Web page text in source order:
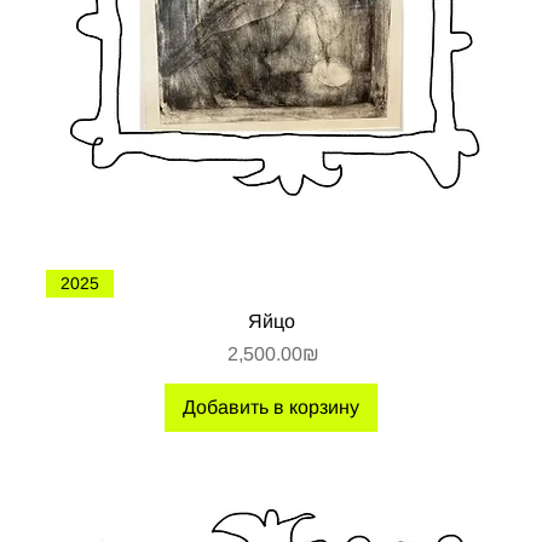
2025
Яйцо
Цена
‏2,500.00 ‏₪
Добавить в корзину